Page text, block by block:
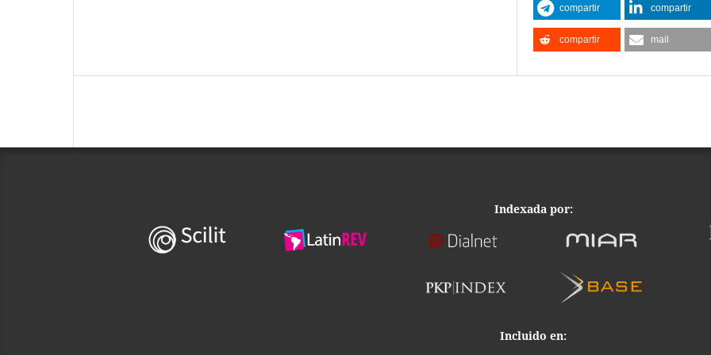
compartir compartir
compartir mail
Indexada por:
Incluido en: